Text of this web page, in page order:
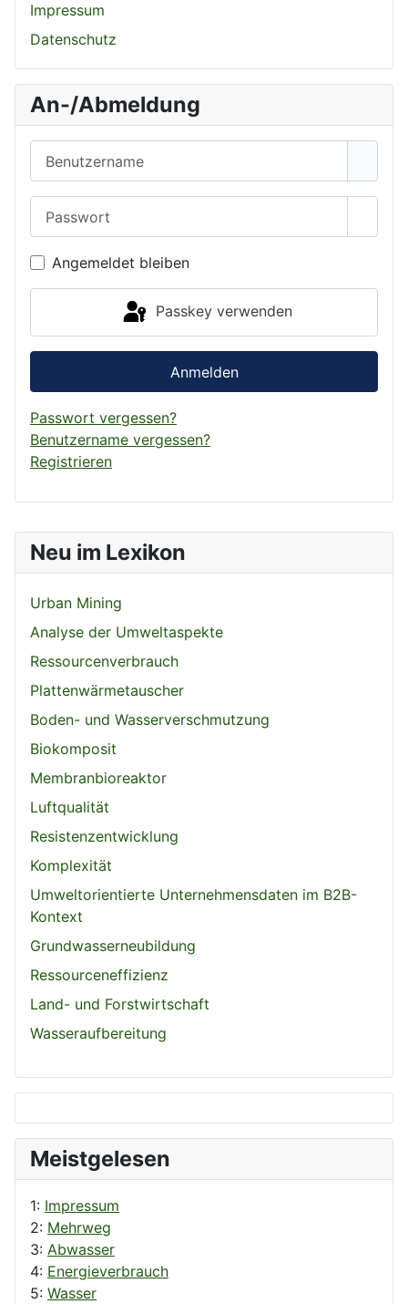
Neu im Lexikon
Urban Mining
Analyse der Umweltaspekte
Ressourcenverbrauch
Plattenwärmetauscher
Boden- und Wasserverschmutzung
Biokomposit
Membranbioreaktor
Luftqualität
Resistenzentwicklung
Komplexität
Umweltorientierte Unternehmensdaten im B2B-
Kontext
Grundwasserneubildung
Ressourceneffizienz
Land- und Forstwirtschaft
Wasseraufbereitung
Meistgelesen
1: Impressum
2: Mehrweg
3: Abwasser
4: Energieverbrauch
5: Wasser
Impressum
Datenschutz
An-/Abmeldung
Angemeldet bleiben
Passkey verwenden
Anmelden
Passwort vergessen?
Benutzername vergessen?
Registrieren